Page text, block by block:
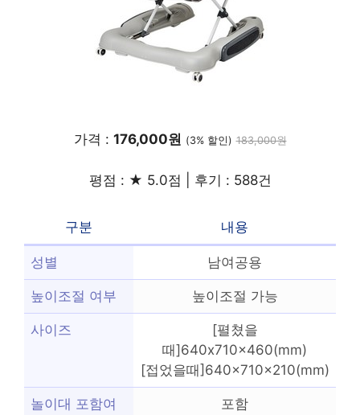
가격 : 176,000원 (3% 할인) 183,000원
평점 : ★ 5.0점 | 후기 : 588건
구분 내용
성별 남여공용
높이조절 여부 높이조절 가능
사이즈
[펼쳤을
때]640x710x460(mm)
[접었을때]640x710x210(mm)
놀이대 포함여
포함